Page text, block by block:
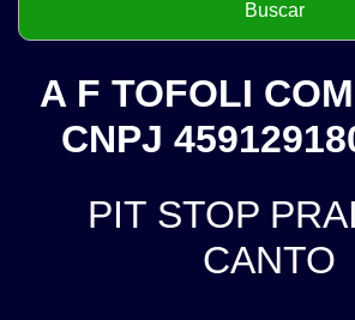
A F TOFOLI
CNPJ
PIT STOP
CANTO